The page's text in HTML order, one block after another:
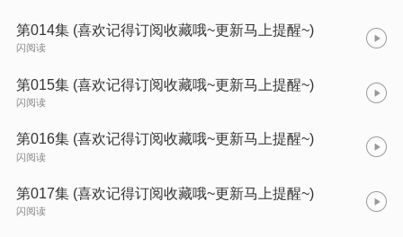
第014集 (喜欢记得订阅收藏哦~更新马上提醒~)
闪阅读
第015集 (喜欢记得订阅收藏哦~更新马上提醒~)
闪阅读
第016集 (喜欢记得订阅收藏哦~更新马上提醒~)
闪阅读
第017集 (喜欢记得订阅收藏哦~更新马上提醒~)
闪阅读